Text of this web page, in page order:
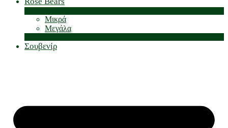
Μικρά
Μεγάλα
Σουβενίρ